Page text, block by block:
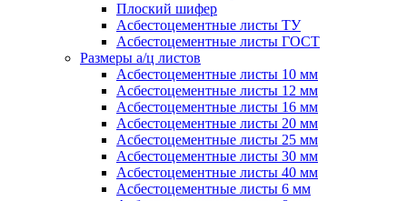
Плоский шифер
Асбестоцементные листы ТУ
Асбестоцементные листы ГОСТ
Размеры а/ц листов
Асбестоцементные листы 10 мм
Асбестоцементные листы 12 мм
Асбестоцементные листы 16 мм
Асбестоцементные листы 20 мм
Асбестоцементные листы 25 мм
Асбестоцементные листы 30 мм
Асбестоцементные листы 40 мм
Асбестоцементные листы 6 мм